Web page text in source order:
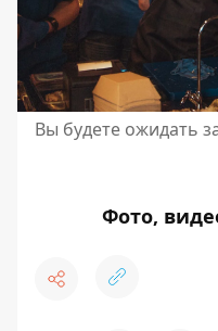
Вы будете ожидать
Фото,